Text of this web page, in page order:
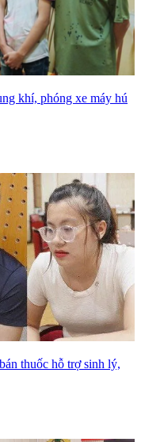
khí, phóng xe máy hú
thuốc hỗ trợ sinh lý,